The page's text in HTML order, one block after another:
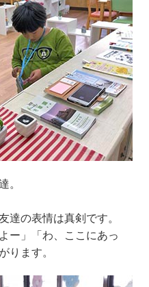
。
達の表情は真剣です。
ー」「わ、ここにあっ
ります。